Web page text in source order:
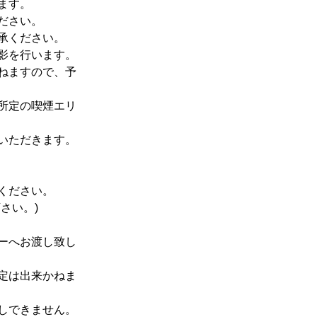
す。
さい。
ださい。
行います。
ますので、予
定の喫煙エリ
だきます。
ださい。
い。)
へお渡し致し
は出来かねま
きません。